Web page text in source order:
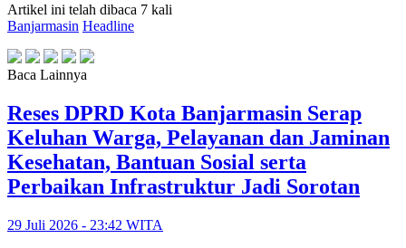
Artikel ini telah dibaca 7 kali
Banjarmasin Headline
Baca Lainnya
Reses DPRD Kota Banjarmasin Serap
Keluhan Warga, Pelayanan dan Jaminan
Kesehatan, Bantuan Sosial serta
Perbaikan Infrastruktur Jadi Sorotan
29 Juli 2026 - 23:42 WITA